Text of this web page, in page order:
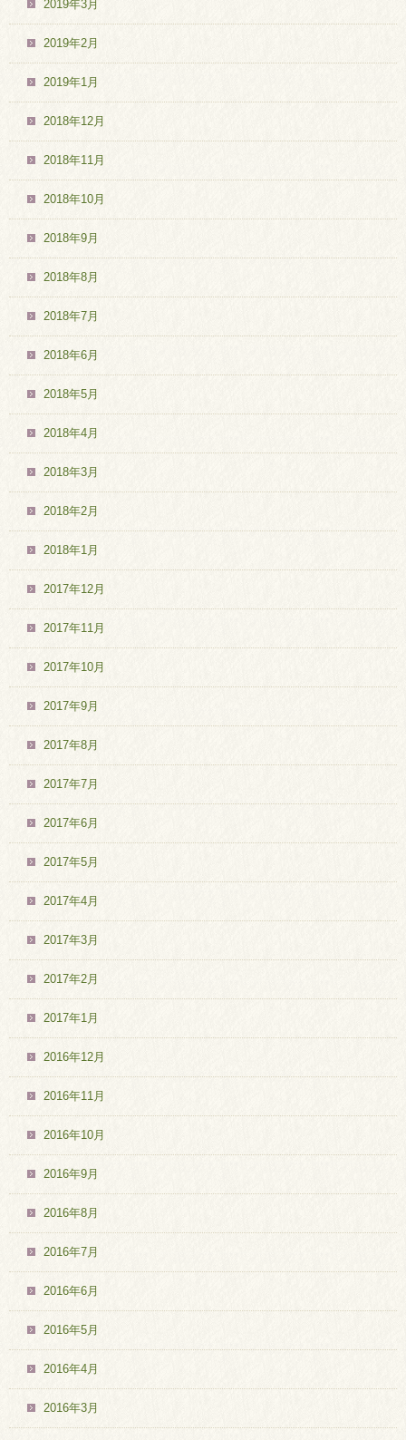
2019年3月
2019年2月
2019年1月
2018年12月
2018年11月
2018年10月
2018年9月
2018年8月
2018年7月
2018年6月
2018年5月
2018年4月
2018年3月
2018年2月
2018年1月
2017年12月
2017年11月
2017年10月
2017年9月
2017年8月
2017年7月
2017年6月
2017年5月
2017年4月
2017年3月
2017年2月
2017年1月
2016年12月
2016年11月
2016年10月
2016年9月
2016年8月
2016年7月
2016年6月
2016年5月
2016年4月
2016年3月